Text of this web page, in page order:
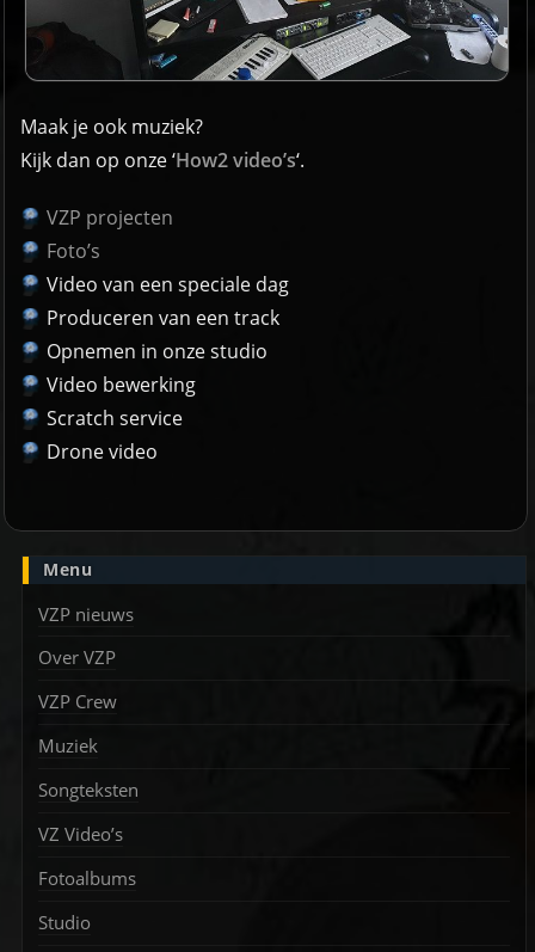
Maak je ook muziek?
Kijk dan op onze ‘How2 video’s‘.
VZP projecten
Foto’s
Video van een speciale dag
Produceren van een track
Opnemen in onze studio
Video bewerking
Scratch service
Drone video
Menu
VZP nieuws
Over VZP
VZP Crew
Muziek
Songteksten
VZ Video’s
Fotoalbums
Studio